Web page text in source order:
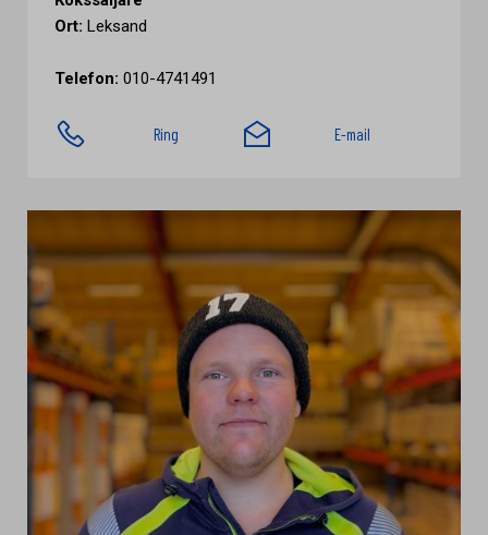
Ort: Leksand
Telefon: 010-4741491
Ring E-mail